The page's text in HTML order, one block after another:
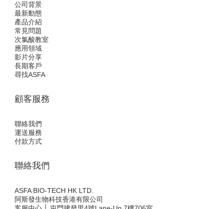
公司背景
最新動態
產品介紹
常見問題
次氯酸教室
應用領域
影片分享
長期客戶
尋找ASFA
顧客服務
聯絡我們
運送服務
付款方式
聯絡我們
ASFA BIO-TECH HK LTD.
阿斯發生物科技香港有限公司